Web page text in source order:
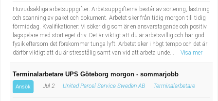
Huvudsakliga arbetsuppgifter: Arbetsuppgifterna består av sortering, lastning
och scanning av paket och dokument. Arbetet sker från tidig morgon till tidig
förmiddag. Kvalifikationer: Vi söker dig som är en ansvarstagande och positiv
lagspelare med stort eget driv. Det är viktigt att du är arbetsvillig och har god
fysik eftersom det förekommer tunga lyft. Arbetet sker i högt tempo och det är
därför viktigt att du är stresstålig samt van vid att arbeta unde...
Visa mer
Terminalarbetare UPS Göteborg morgon - sommarjobb
Ansök Jul 2 United Parcel Service Sweden AB Terminalarbetare